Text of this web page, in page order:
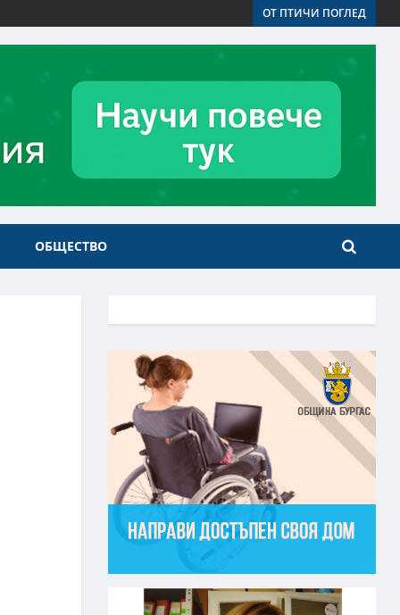
ОТ ПТИЧИ ПОГЛЕД
ОБЩЕСТВО